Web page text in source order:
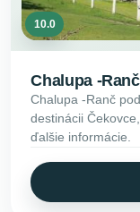
10.0
Chalupa -
Chalupa -Ranč
destinácii
ďalšie informácie.